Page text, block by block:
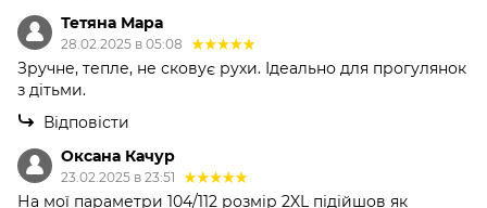
Тетяна Мара
28.02.2025 в 05:08
Зручне, тепле, не сковує рухи. Ідеально для прогулянок
з дітьми.
Відповісти
Оксана Качур
23.02.2025 в 23:51
На мої параметри 104/112 розмір 2XL підійшов як